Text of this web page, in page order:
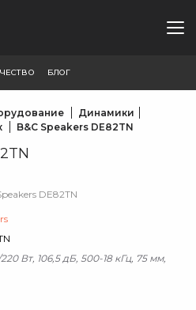
БЛОГ
Динамики
B&C Speakers DE82TN
Вт, 106,5 дБ, 500-18 кГц, 75 мм,